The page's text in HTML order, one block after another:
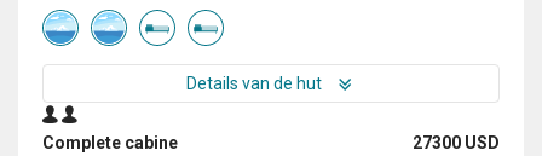
Details van de hut
Complete cabine 27300 USD